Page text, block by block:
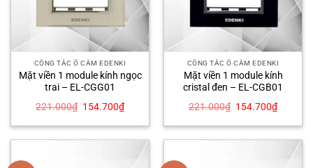
CÔNG TẮC Ổ CẮM EDENKI
Mặt viền 1 module kính ngọc
trai – EL-CGG01
221.000₫ Giá
là:
154.700₫Giá
hiện
tại
154.700₫.
CÔNG TẮC Ổ CẮM EDENKI
Mặt viền 1 module kính
cristal đen – EL-CGB01
221.000₫ Giá
là:
154.700₫Giá
hiện
tại